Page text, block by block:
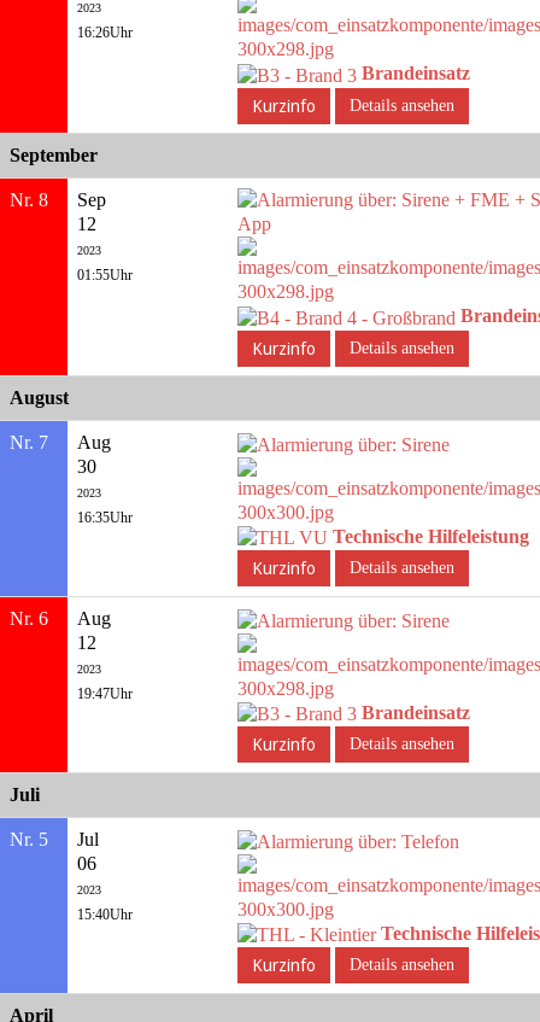
2023
16:26Uhr
Brandeinsatz
Details ansehen
September
Nr. 8
Sep
12
2023
01:55Uhr
Details ansehen
August
Nr. 7
Aug
30
2023
16:35Uhr
Technische Hilfeleistung
Details ansehen
Nr. 6
Aug
12
2023
19:47Uhr
Brandeinsatz
Details ansehen
Juli
Nr. 5
Jul
06
2023
15:40Uhr
Technische
Details ansehen
April